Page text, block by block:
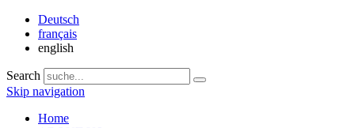
Deutsch
français
english
Search
Skip navigation
Home